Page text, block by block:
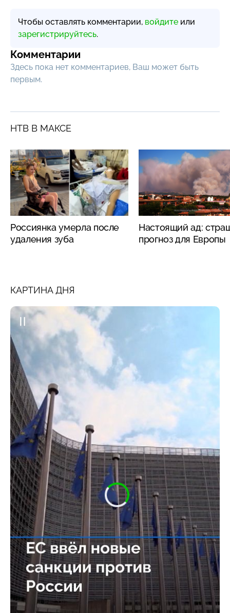
Чтобы оставлять комментарии, войдите или
зарегистрируйтесь.
Комментарии
Здесь пока нет комментариев, Ваш может быть
первым.
НТВ В МАКСЕ
Россиянка умерла после
удаления зуба
Настоящий ад:
прогноз для Европы
КАРТИНА ДНЯ